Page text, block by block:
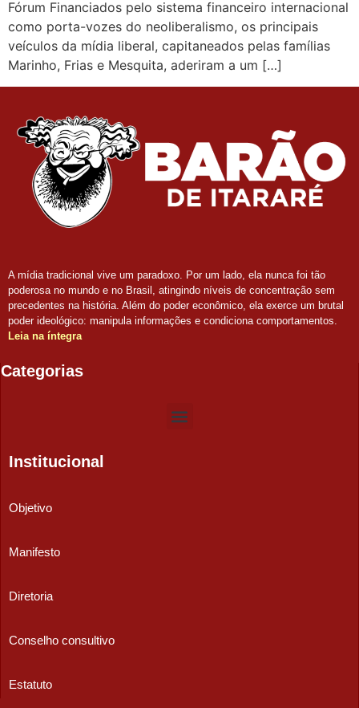
Fórum Financiados pelo sistema financeiro internacional
como porta-vozes do neoliberalismo, os principais
veículos da mídia liberal, capitaneados pelas famílias
Marinho, Frias e Mesquita, aderiram a um […]
A mídia tradicional vive um paradoxo. Por um lado, ela nunca foi tão
poderosa no mundo e no Brasil, atingindo níveis de concentração sem
precedentes na história. Além do poder econômico, ela exerce um brutal
poder ideológico: manipula informações e condiciona comportamentos.
Leia na íntegra
Categorias
Institucional
Objetivo
Manifesto
Diretoria
Conselho consultivo
Estatuto